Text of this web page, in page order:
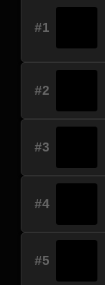
#1
#2
#3
#4
#5